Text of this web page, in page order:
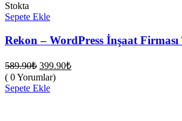
Stokta
Sepete Ekle
Rekon – WordPress İnşaat Firması
589.90₺ Orijinal
fiyat:
589.90₺.
399.90₺Şu
( 0 Yorumlar)
Sepete Ekle